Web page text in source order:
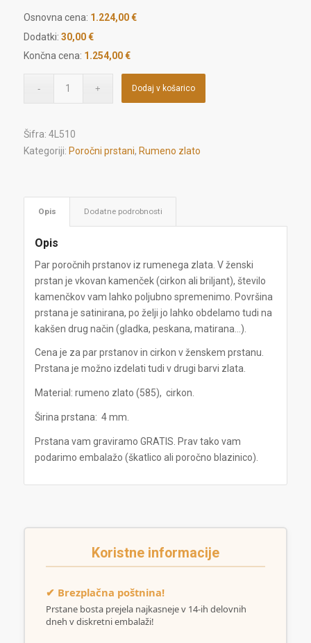
Osnovna cena: 1.224,00€
Dodatki: 30,00 €
Končna cena: 1.254,00 €
Dodaj v košarico
Šifra: 4L510
Kategoriji: Poročni prstani, Rumeno zlato
Opis Dodatne podrobnosti
Opis
Par poročnih prstanov iz rumenega zlata. V ženski
prstan je vkovan kamenček (cirkon ali briljant), število
kamenčkov vam lahko poljubno spremenimo. Površina
prstana je satinirana, po želji jo lahko obdelamo tudi na
kakšen drug način (gladka, peskana, matirana…).
Cena je za par prstanov in cirkon v ženskem prstanu.
Prstana je možno izdelati tudi v drugi barvi zlata.
Material: rumeno zlato (585), cirkon.
Širina prstana: 4 mm.
Prstana vam graviramo GRATIS. Prav tako vam
podarimo embalažo (škatlico ali poročno blazinico).
Koristne informacije
✔ Brezplačna poštnina!
Prstane bosta prejela najkasneje v 14-ih delovnih
dneh v diskretni embalaži!